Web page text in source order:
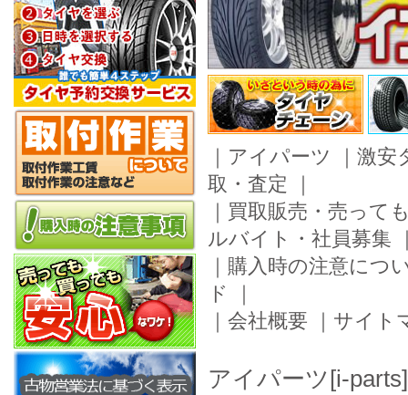
｜ アイパーツ ｜ 激安
取・査定 ｜
｜ 買取販売・売って
ルバイト・社員募集
｜ 購入時の注意につ
ド
｜
｜ 会社概要 ｜ サイト
アイパーツ[i-